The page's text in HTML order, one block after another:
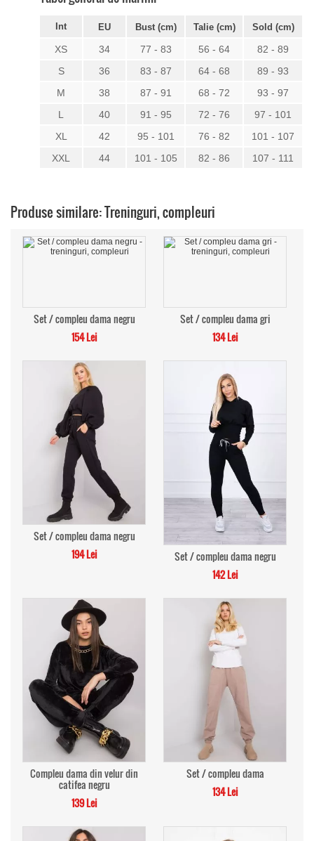
Int EU Bust (cm) Talie (cm) Sold (cm)
XS 34 77 - 83 56 - 64
82 - 89
S
36 83 - 87 64 - 68
89 - 93
M
38 87 - 91 68 - 72
93 - 97
L
40 91 - 95 72 - 76
97 - 101
XL
42 95 - 101 76 - 82
101 - 107
XXL
44 101 - 105 82 - 86 107 - 111
Produse similare: Treninguri, compleuri
Set / compleu dama negru
154 Lei
Set / compleu dama gri
134 Lei
Set / compleu dama negru
194 Lei
Set / compleu dama negru
142 Lei
Compleu dama din velur din
catifea negru
139 Lei
Set / compleu dama
134 Lei